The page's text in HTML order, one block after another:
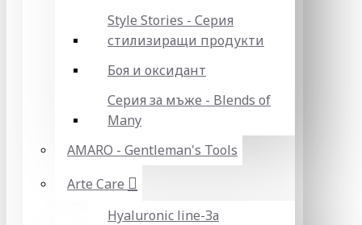
Style Stories - Серия
стилизиращи продукти
Боя и оксидант
Серия за мъже - Blends of
Many
AMARO - Gentleman's Tools
Arte Care
Hyaluronic line-За